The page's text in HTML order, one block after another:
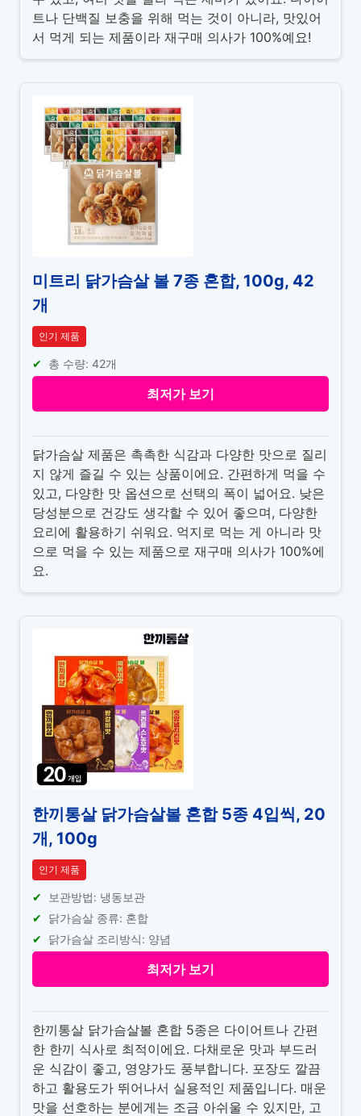
트나 단백질 보충을 위해 먹는 것이 아니라, 맛있어
서 먹게 되는 제품이라 재구매 의사가 100%예요!
미트리 닭가슴살 볼 7종 혼합, 100g, 42
개
인기 제품
총 수량: 42개
최저가 보기
닭가슴살 제품은 촉촉한 식감과 다양한 맛으로 질리
지 않게 즐길 수 있는 상품이에요. 간편하게 먹을 수
있고, 다양한 맛 옵션으로 선택의 폭이 넓어요. 낮은
당성분으로 건강도 생각할 수 있어 좋으며, 다양한
요리에 활용하기 쉬워요. 억지로 먹는 게 아니라 맛
으로 먹을 수 있는 제품으로 재구매 의사가 100%에
요.
한끼통살 닭가슴살볼 혼합 5종 4입씩, 20
개, 100g
인기 제품
보관방법: 냉동보관
닭가슴살 종류: 혼합
닭가슴살 조리방식: 양념
최저가 보기
한끼통살 닭가슴살볼 혼합 5종은 다이어트나 간편
한 한끼 식사로 최적이에요. 다채로운 맛과 부드러
운 식감이 좋고, 영양가도 풍부합니다. 포장도 깔끔
하고 활용도가 뛰어나서 실용적인 제품입니다. 매운
맛을 선호하는 분에게는 조금 아쉬울 수 있지만, 고